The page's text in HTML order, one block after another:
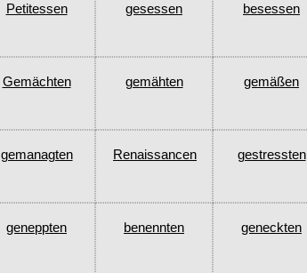
Petitessen gesessen besessen
Gemächten gemähten gemäßen
gemanagten Renaissancen gestressten
geneppten benennten geneckten